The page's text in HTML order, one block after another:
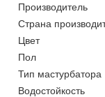
Производитель
Страна
Цвет
Пол
Тип мастурбатора
Водостойкость